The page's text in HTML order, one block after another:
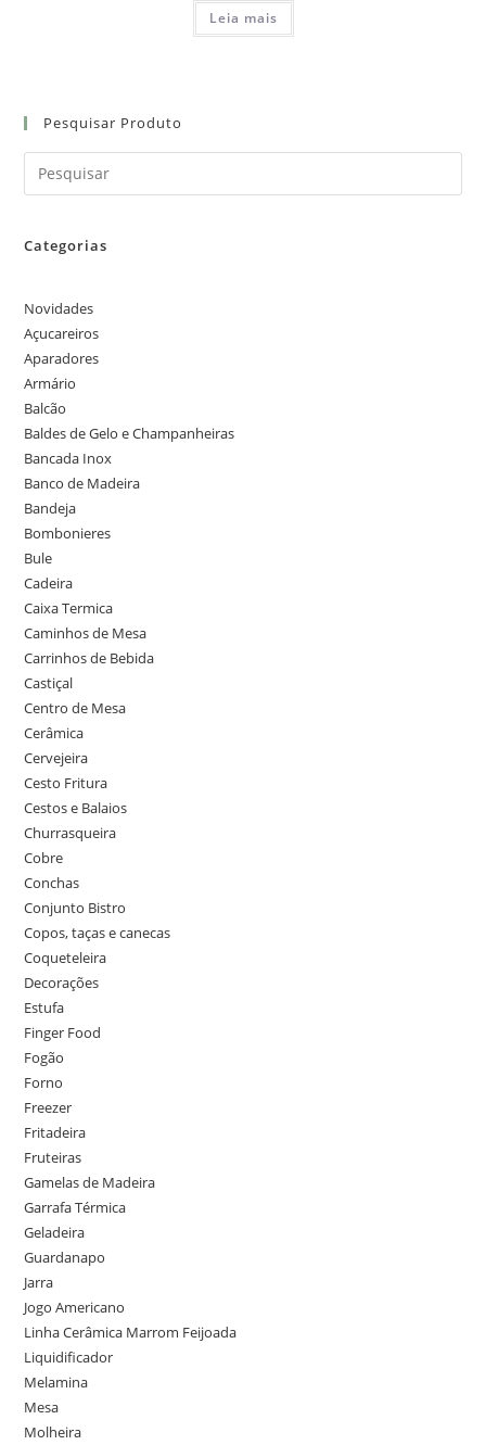
Leia mais
Pesquisar Produto
Categorias
Novidades
Açucareiros
Aparadores
Armário
Balcão
Baldes de Gelo e Champanheiras
Bancada Inox
Banco de Madeira
Bandeja
Bombonieres
Bule
Cadeira
Caixa Termica
Caminhos de Mesa
Carrinhos de Bebida
Castiçal
Centro de Mesa
Cerâmica
Cervejeira
Cesto Fritura
Cestos e Balaios
Churrasqueira
Cobre
Conchas
Conjunto Bistro
Copos, taças e canecas
Coqueteleira
Decorações
Estufa
Finger Food
Fogão
Forno
Freezer
Fritadeira
Fruteiras
Gamelas de Madeira
Garrafa Térmica
Geladeira
Guardanapo
Jarra
Jogo Americano
Linha Cerâmica Marrom Feijoada
Liquidificador
Melamina
Mesa
Molheira